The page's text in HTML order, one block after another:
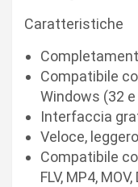
Caratteristiche
Compatibile
Windows (32
Interfaccia
Veloce,
Compatibile
FLV, MP4,